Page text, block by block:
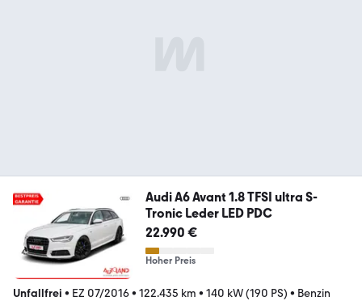
Audi A6 Avant 1.8 TFSI ultra S-
Tronic Leder LED PDC
22.990 €
Hoher Preis
Unfallfrei • EZ 07/2016• 122.435 km • 140 kW (190 PS) • Benzin